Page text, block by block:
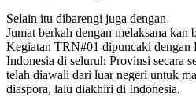
Selain itu dibarengi juga dengan
Jumat berkah dengan melaksana kan
Kegiatan TRN#01 dipuncaki dengan
Indonesia di seluruh Provinsi secara
telah diawali dari luar negeri untuk
diaspora, lalu diakhiri di Indonesia.